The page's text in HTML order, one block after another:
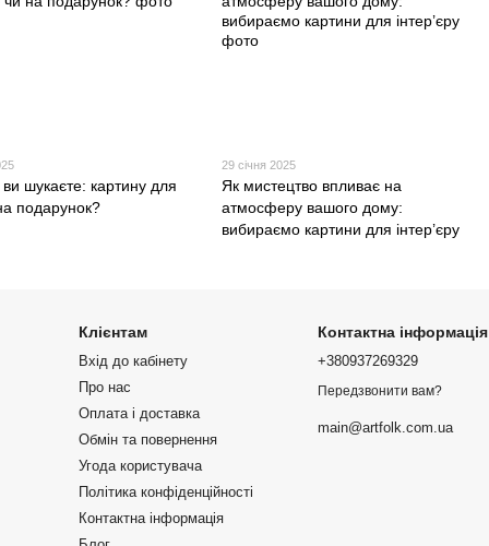
шукаєте: картину для
подарунок?
29 січня 2025
Як мистецтво впливає на
атмосферу вашого дому:
вибираємо картини для інтер’єру
Клієнтам
Вхід до кабінету
Про нас
Оплата і доставка
Обмін та повернення
Угода користувача
Політика конфіденційності
Контактна інформація
Контактна інформація
+380937269329
Передзвонити вам?
main@artfolk.com.ua